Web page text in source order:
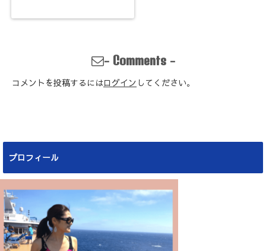
- Comments-
コメントを投稿するにはログイン してください。
プロフィール